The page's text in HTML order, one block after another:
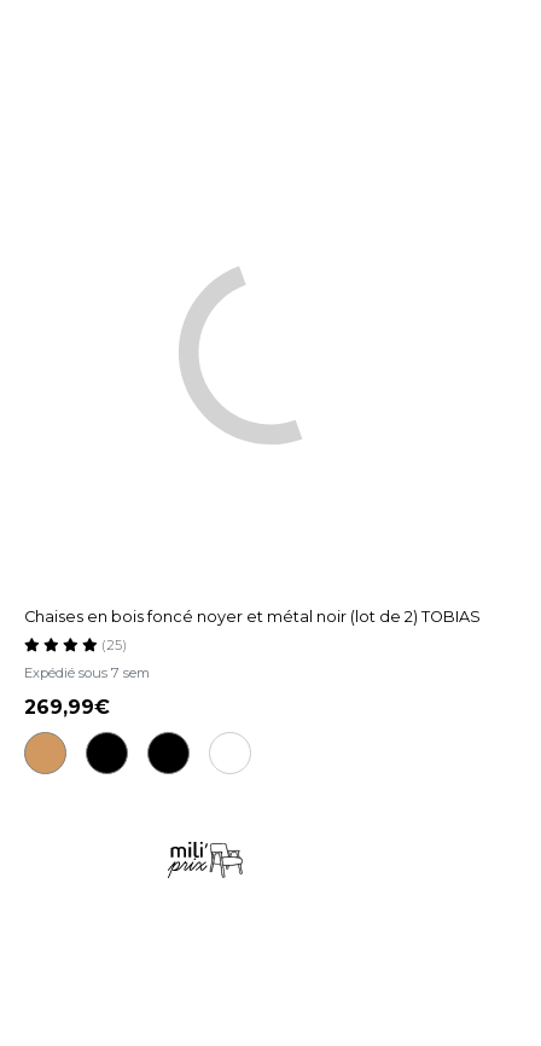
Chaises en bois foncé noyer et métal noir (lot de 2) TOBIAS
Expédié sous 7 sem
(25)
269,99